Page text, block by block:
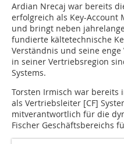
Ardian Nrecaj war bereits
erfolgreich als Key-Account
und bringt neben
fundierte kältetechnische
Verständnis und seine
in seiner Vertriebsregion
Systems.
Torsten Irmisch war bereits
als Vertriebsleiter [CF]
mitverantwortlich für die
Fischer Geschäftsbereichs